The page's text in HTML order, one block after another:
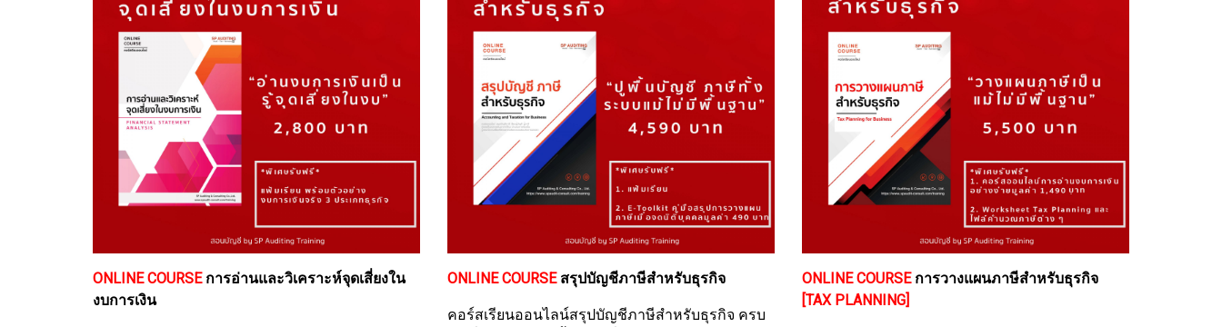
ONLINE COURSEการอ่านและวิเคราะห์จุดเสี่ยงใน
งบการเงิน
ONLINE COURSEสรุปบัญชีภาษีสำหรับธุรกิจ
คอร์สเรียนออนไลน์สรุปบัญชีภาษีสำหรับธุรกิจ ครบ
ONLINE COURSEการวางแผนภาษีสำหรับธุรกิจ
[TAX PLANNING]